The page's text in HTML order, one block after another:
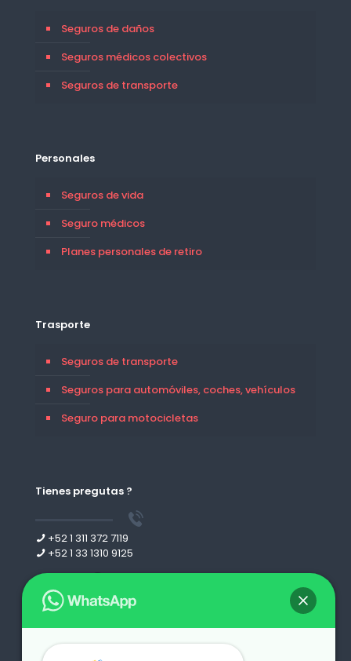
Seguros de daños
Seguros médicos colectivos
Seguros de transporte
Personales
Seguros de vida
Seguro médicos
Planes personales de retiro
Trasporte
Seguros de transporte
Seguros para automóviles, coches, vehículos
Seguro para motocicletas
Tienes pregutas ?
+52 1 311 372 7119
+52 1 33 1310 9125
Leer más